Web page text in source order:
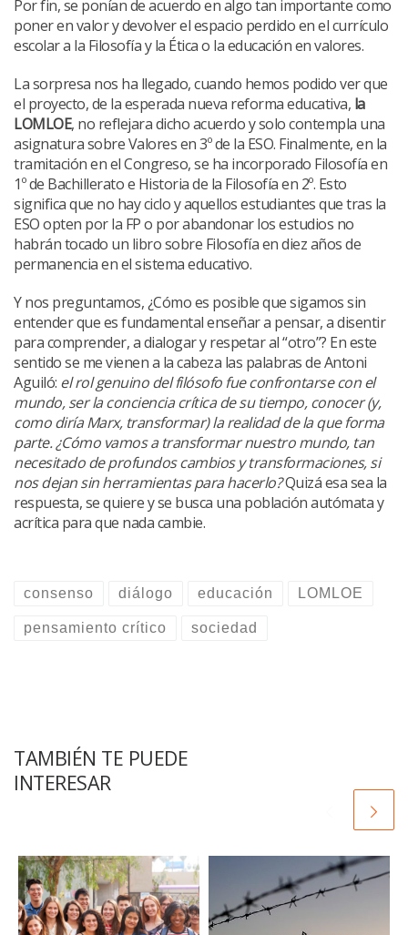
Por fin, se ponían de acuerdo en algo tan importante como
poner en valor y devolver el espacio perdido en el currículo
escolar a la Filosofía y la Ética o la educación en valores.
La sorpresa nos ha llegado, cuando hemos podido ver que
el proyecto, de la esperada nueva reforma educativa, la
LOMLOE, no reflejara dicho acuerdo y solo contempla una
asignatura sobre Valores en 3º de la ESO. Finalmente, en la
tramitación en el Congreso, se ha incorporado Filosofía en
1º de Bachillerato e Historia de la Filosofía en 2º. Esto
significa que no hay ciclo y aquellos estudiantes que tras la
ESO opten por la FP o por abandonar los estudios no
habrán tocado un libro sobre Filosofía en diez años de
permanencia en el sistema educativo.
Y nos preguntamos, ¿Cómo es posible que sigamos sin
entender que es fundamental enseñar a pensar, a disentir
para comprender, a dialogar y respetar al “otro”? En este
sentido se me vienen a la cabeza las palabras de Antoni
Aguiló: el rol genuino del filósofo fue confrontarse con el
mundo, ser la conciencia crítica de su tiempo, conocer (y,
como diría Marx, transformar) la realidad de la que forma
parte. ¿Cómo vamos a transformar nuestro mundo, tan
necesitado de profundos cambios y transformaciones, si
nos dejan sin herramientas para hacerlo?Quizá esa sea la
respuesta, se quiere y se busca una población autómata y
acrítica para que nada cambie.
consenso diálogo educación LOMLOE
pensamiento crítico sociedad
TAMBIÉN TE PUEDE
INTERESAR